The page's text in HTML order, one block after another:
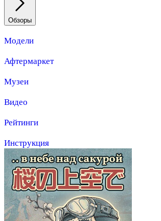
Обзоры
Модели
Афтермаркет
Музеи
Видео
Рейтинги
Инструкция